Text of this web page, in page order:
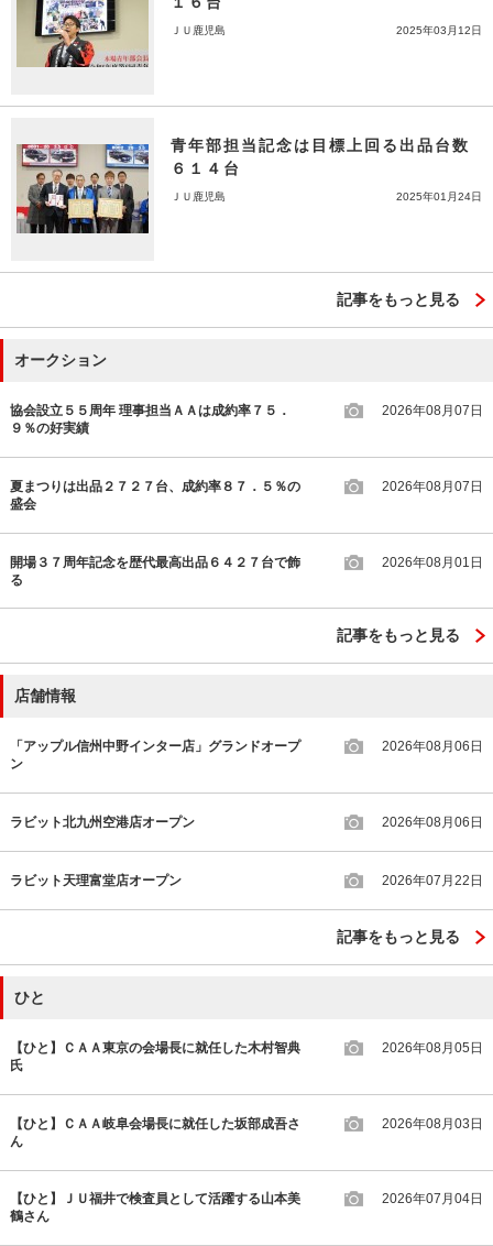
ＪＵ鹿児島 2025年03月12日
青年部担当記念は目標上回る出品台数
６１４台
ＪＵ鹿児島 2025年01月24日
記事をもっと見る
オークション
協会設立５５周年 理事担当ＡＡは成約率７５．
９％の好実績
2026年08月07日
夏まつりは出品２７２７台、成約率８７．５％の
盛会
2026年08月07日
開場３７周年記念を歴代最高出品６４２７台で飾
る
2026年08月01日
記事をもっと見る
店舗情報
「アップル信州中野インター店」グランドオープ
ン
2026年08月06日
ラビット北九州空港店オープン 2026年08月06日
ラビット天理富堂店オープン 2026年07月22日
記事をもっと見る
ひと
【ひと】ＣＡＡ東京の会場長に就任した木村智典
氏
2026年08月05日
【ひと】ＣＡＡ岐阜会場長に就任した坂部成吾さ
ん
2026年08月03日
【ひと】ＪＵ福井で検査員として活躍する山本美
鶴さん
2026年07月04日